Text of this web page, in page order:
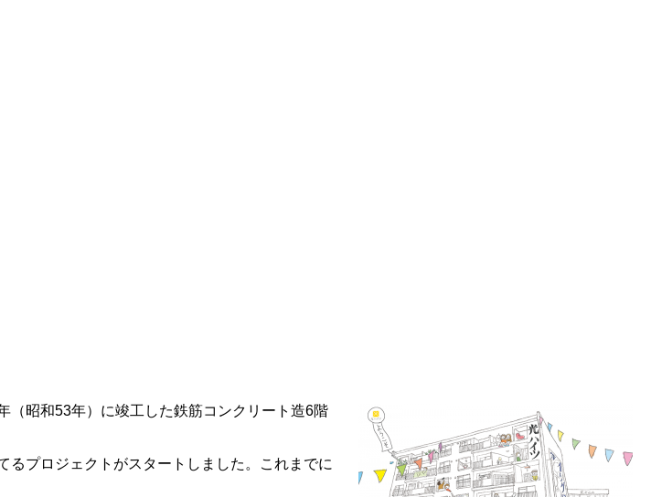
（昭和53年）に竣工した鉄筋コンクリート造6階
プロジェクトがスタートしました。これまでに